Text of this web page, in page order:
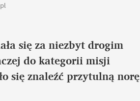
się za niezbyt drogim
do kategorii misji
się znaleźć przytulną norę